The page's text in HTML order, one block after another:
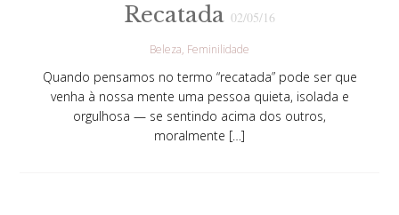
Recatada 02/05/16
Beleza Feminilidade
Quando pensamos no termo “recatada” pode ser que
venha à nossa mente uma pessoa quieta, isolada e
orgulhosa — se sentindo acima dos outros,
moralmente […]